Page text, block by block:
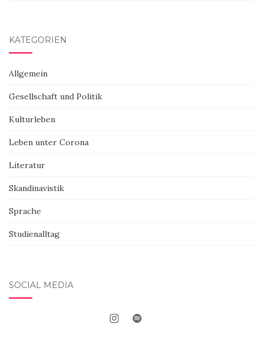
KATEGORIEN
Allgemein
Gesellschaft und Politik
Kulturleben
Leben unter Corona
Literatur
Skandinavistik
Sprache
Studienalltag
SOCIAL MEDIA